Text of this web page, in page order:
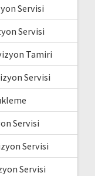
Servisi
Servisi
Tamiri
Servisi
Servisi
Servisi
Servisi